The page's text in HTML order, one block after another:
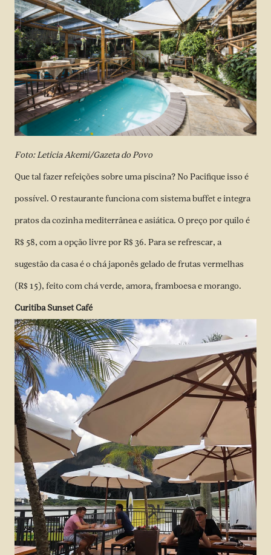
Foto: Leticia Akemi/Gazeta do Povo
Que tal fazer refeições sobre uma piscina? No Pacifique isso é
possível. O restaurante funciona com sistema buffet e integra
pratos da cozinha mediterrânea e asiática. O preço por quilo é
R$ 58, com a opção livre por R$ 36. Para se refrescar, a
sugestão da casa é o chá japonês gelado de frutas vermelhas
(R$ 15), feito com chá verde, amora, framboesa e morango.
Curitiba Sunset Café